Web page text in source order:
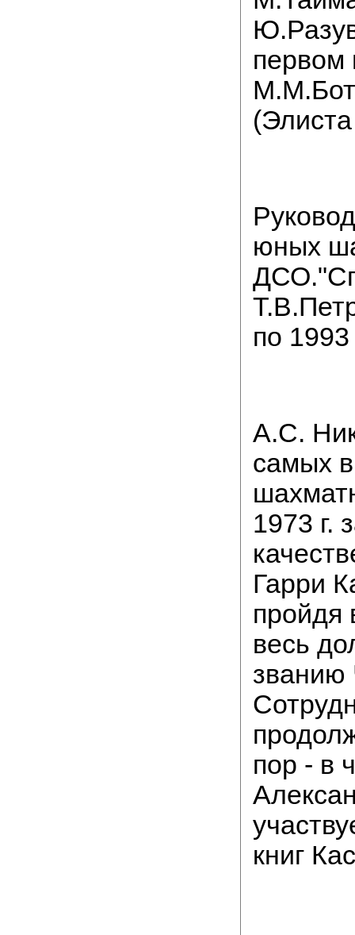
первом
юных
по
А.С.
самых
1973 г.
Гарри
пройдя
весь
званию
пор - в
книг